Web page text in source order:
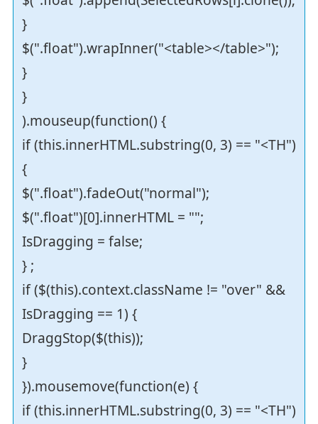
}
$(".float").wrapInner("<table></table>");
}
}
).mouseup(function() {
if (this.innerHTML.substring(0, 3) == "<TH")
{
$(".float").fadeOut("normal");
$(".float")[0].innerHTML = "";
IsDragging = false;
} ;
if ($(this).context.className != "over" &&
IsDragging == 1) {
DraggStop($(this));
}
}).mousemove(function(e) {
if (this.innerHTML.substring(0, 3) == "<TH")